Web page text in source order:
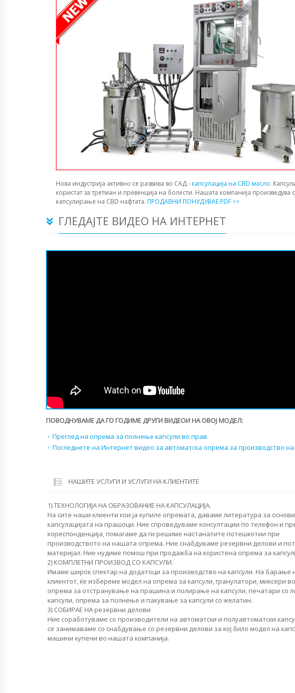
Нова индустрија активно се развива во САД -капсулација на CBD масло.
користат за третман и превенција на болести. Нашата компанија произведува
капсулирање на CBD нафтата. ПРОДАВНИ ПОНУДУВАЕ PDF >>
ГЛЕДАЈТЕ ВИДЕО НА ИНТЕРНЕТ
ПОВОДНУВАМЕ ДА ГО ГОДИМЕ ДРУГИ ВИДЕОИ НА ОВОЈ МОДЕЛ:
Преглед на опрема за полнење капсули во прав
Погледнете на Интернет видео за автоматска опрема за производство на
НАШИТЕ УСЛУГИ И УСЛУГИ НА КЛИЕНТИТЕ
1) ТЕХНОЛОГИЈА НА ОБРАЗОВАНИЕ НА КАПСУЛАЦИЈА.
На сите наши клиенти кои ја купиле опремата, даваме литература за
капсулацијата на прашоци. Ние спроведуваме консултации по телефон и
кореспонденција, помагаме да ги решиме настанатите потешкотии при
производството на нашата опрема. Ние снабдуваме резервни делови и
материјал. Ние нудиме помош при продажба на користена опрема за
2) КОМПЛЕТНИ ПРОИЗВОД СО КАПСУЛИ.
Имаме широк спектар на додатоци за производство на капсули. На барање
клиентот, ќе избереме модел на опрема за капсули, гранулатори, миксери
опрема за отстранување на прашина и полирање на капсули, печатари со
капсули, опрема за полнење и пакување за капсули со желатин.
3) СОБИРАЕ НА резервни делови
Ние соработуваме со производители на автоматски и полуавтоматски
се занимаваме со снабдување со резервни делови за кој било модел на
машини купени во нашата компанија.